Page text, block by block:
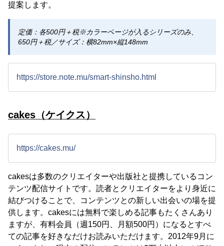
提案します。
定価：各500円＋税※カラーページが入るシリーズのみ、
650円＋税／サイズ：横82mm×縦148mm
https://store.note.mu/smart-shinsho.html
cakes（ケイクス）
https://cakes.mu/
cakesは多数のクリエイターや出版社と提携しているコン
テンツ配信サイトです。読者とクリエイターをより身近に
結びつけることで、コンテンツとの新しい出会いの場を提
供します。cakesには無料で楽しめる記事もたくさんあり
ますが、有料会員（週150円、月額500円）になるとすべ
ての記事を好きなだけお読みいただけます。2012年9月に